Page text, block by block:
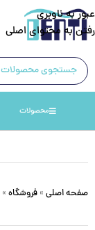
عبور به ناوبری
رفتن به محتوای اصلی
محصولات
صفحه اصلی » فروشگاه »